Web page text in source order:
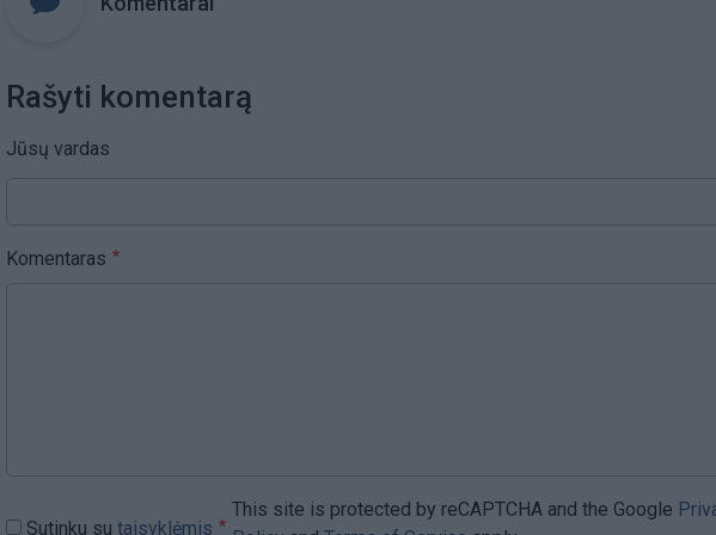
Rašyti komentarą
Jūsų vardas
Komentaras
Sutinku su taisyklėmis
This site is protected by reCAPTCHA and the Google